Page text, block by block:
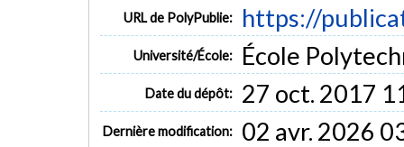
URL de PolyPublie: https://
Université/École: École
Date du dépôt: 27 oct. 2017
Dernière modification: 02 avr. 2026